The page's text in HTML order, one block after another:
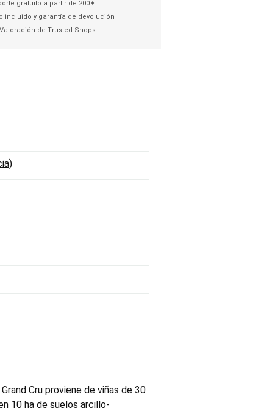
gratuito a partir de 200 €
incluido y garantía de devolución
Valoración de Trusted Shops
)
Cru proviene de viñas de 30
10 ha de suelos arcillo-